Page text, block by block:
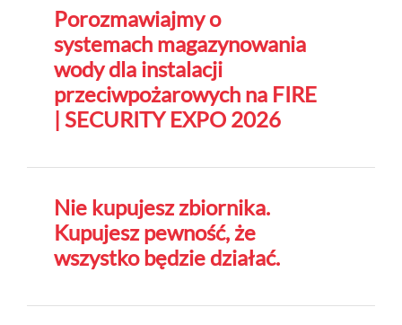
Porozmawiajmy o
systemach magazynowania
wody dla instalacji
przeciwpożarowych na FIRE
| SECURITY EXPO 2026
Nie kupujesz zbiornika.
Kupujesz pewność, że
wszystko będzie działać.